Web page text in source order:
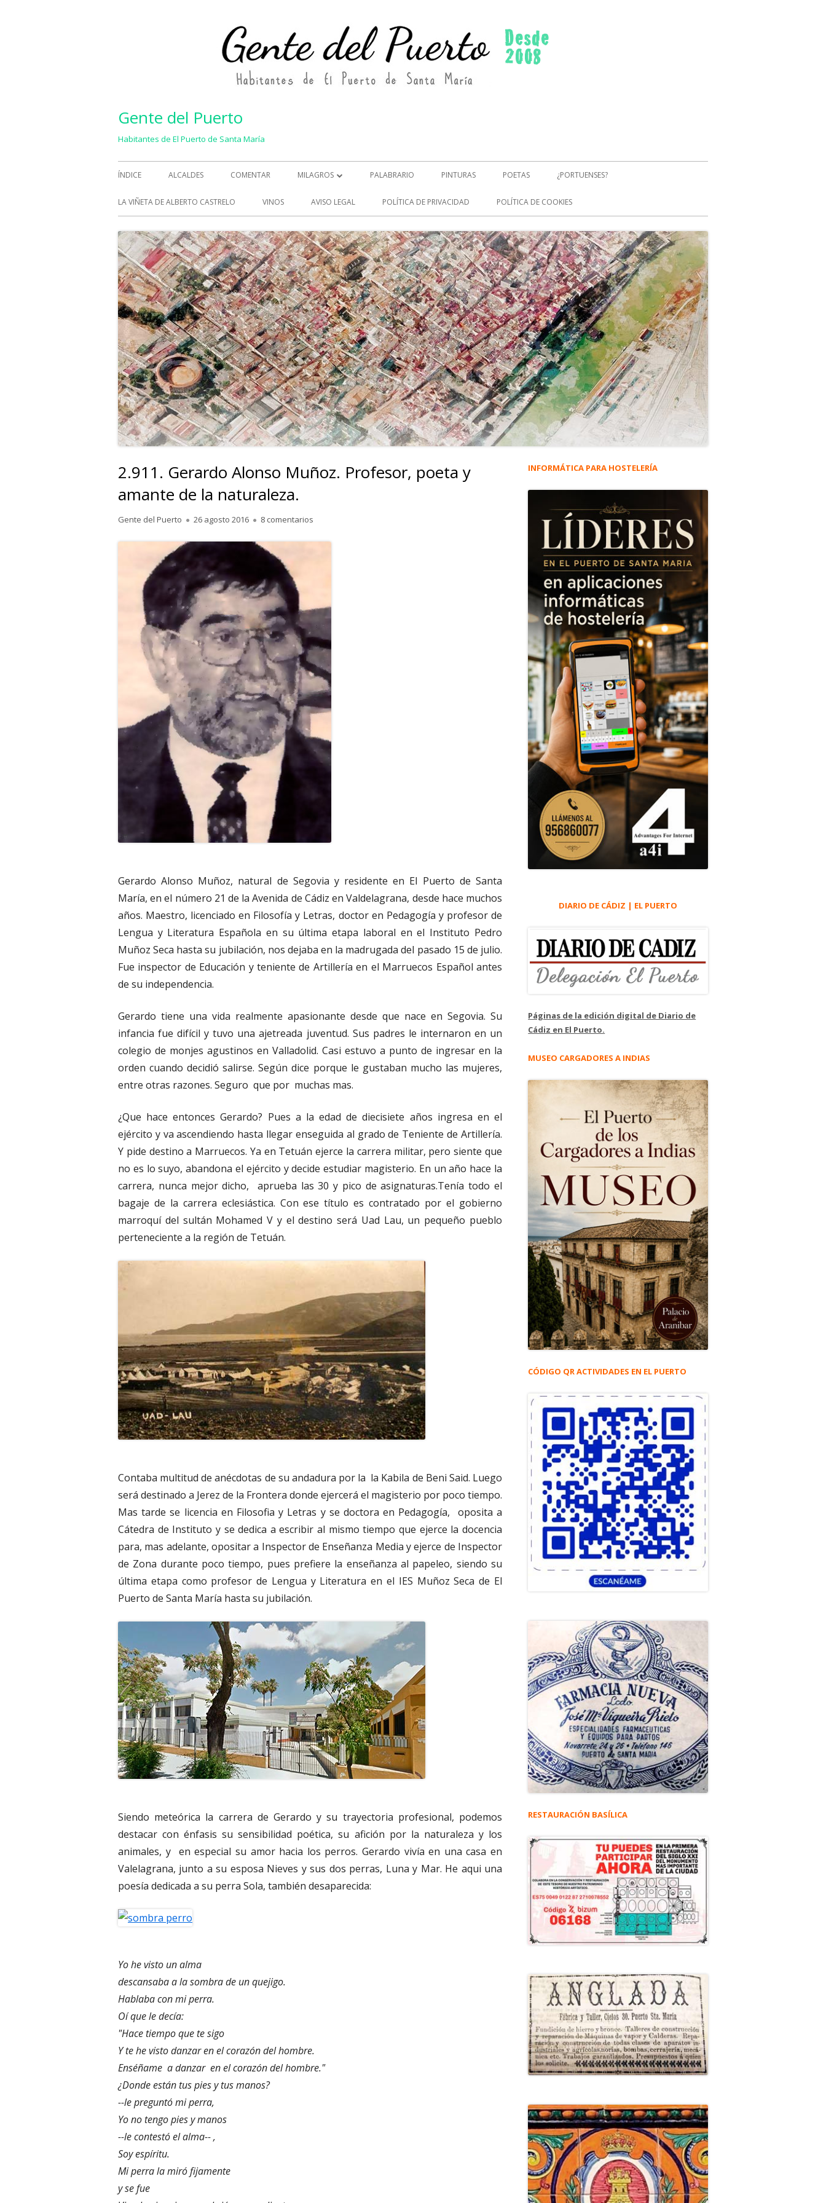
Gente del Puerto
Habitantes de El Puerto de Santa María
Menú
principal
ÍNDICE ALCALDES COMENTAR MILAGROS
MILAGROS (2)
PALABRARIO PINTURAS POETAS ¿PORTUENSES?
LA VIÑETA DE ALBERTO CASTRELO VINOS AVISO LEGAL POLÍTICA DE PRIVACIDAD POLÍTICA DE COOKIES
2.911. Gerardo Alonso Muñoz. Profesor, poeta y
amante de la naturaleza.
Autor
Gente del Puerto
Publicado
26 agosto 2016 8 comentarios en 2.911. Gerardo Alonso Muñoz. Profesor, poeta y amante de la naturaleza.
Gerardo Alonso Muñoz, natural de Segovia y residente en El Puerto de Santa
María, en el número 21 de la Avenida de Cádiz en Valdelagrana, desde hace muchos
años. Maestro, licenciado en Filosofía y Letras, doctor en Pedagogía y profesor de
Lengua y Literatura Española en su última etapa laboral en el Instituto Pedro
Muñoz Seca hasta su jubilación, nos dejaba en la madrugada del pasado 15 de julio.
Fue inspector de Educación y teniente de Artillería en el Marruecos Español antes
de su independencia.
Gerardo tiene una vida realmente apasionante desde que nace en Segovia. Su
infancia fue difícil y tuvo una ajetreada juventud. Sus padres le internaron en un
colegio de monjes agustinos en Valladolid. Casi estuvo a punto de ingresar en la
orden cuando decidió salirse. Según dice porque le gustaban mucho las mujeres,
entre otras razones. Seguro que por muchas mas.
¿Que hace entonces Gerardo? Pues a la edad de diecisiete años ingresa en el
ejército y va ascendiendo hasta llegar enseguida al grado de Teniente de Artillería.
Y pide destino a Marruecos. Ya en Tetuán ejerce la carrera militar, pero siente que
no es lo suyo, abandona el ejército y decide estudiar magisterio. En un año hace la
carrera, nunca mejor dicho, aprueba las 30 y pico de asignaturas.Tenía todo el
bagaje de la carrera eclesiástica. Con ese título es contratado por el gobierno
marroquí del sultán Mohamed V y el destino será Uad Lau, un pequeño pueblo
perteneciente a la región de Tetuán.
Contaba multitud de anécdotas de su andadura por la la Kabila de Beni Said. Luego
será destinado a Jerez de la Frontera donde ejercerá el magisterio por poco tiempo.
Mas tarde se licencia en Filosofia y Letras y se doctora en Pedagogía, oposita a
Cátedra de Instituto y se dedica a escribir al mismo tiempo que ejerce la docencia
para, mas adelante, opositar a Inspector de Enseñanza Media y ejerce de Inspector
de Zona durante poco tiempo, pues prefiere la enseñanza al papeleo, siendo su
última etapa como profesor de Lengua y Literatura en el IES Muñoz Seca de El
Puerto de Santa María hasta su jubilación.
Siendo meteórica la carrera de Gerardo y su trayectoria profesional, podemos
destacar con énfasis su sensibilidad poética, su afición por la naturaleza y los
animales, y en especial su amor hacia los perros. Gerardo vivía en una casa en
Valelagrana, junto a su esposa Nieves y sus dos perras, Luna y Mar. He aqui una
poesía dedicada a su perra Sola, también desaparecida:
Yo he visto un alma
descansaba a la sombra de un quejigo.
Hablaba con mi perra.
Oí que le decía:
"Hace tiempo que te sigo
Y te he visto danzar en el corazón del hombre.
Enséñame a danzar en el corazón del hombre."
¿Donde están tus pies y tus manos?
--le preguntó mi perra,
Yo no tengo pies y manos
--le contestó el alma-- ,
Soy espíritu.
Mi perra la miró fijamente
y se fue
Barra
principal
INFORMÁTICA PARA HOSTELERÍA
DIARIO DE CÁDIZ | EL PUERTO
Páginas de la edición digital de Diario de
Cádiz en El Puerto.
MUSEO CARGADORES A INDIAS
CÓDIGO QR ACTIVIDADES EN EL PUERTO
RESTAURACIÓN BASÍLICA